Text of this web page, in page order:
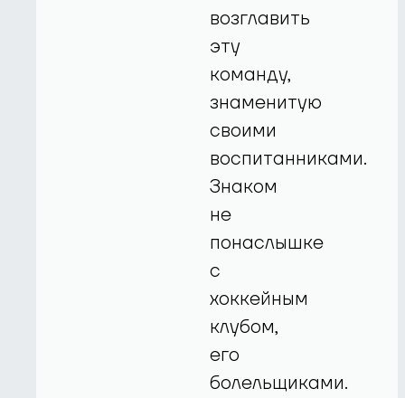
возглавить
эту
команду,
знаменитую
своими
воспитанниками.
Знаком
не
понаслышке
с
хоккейным
клубом,
его
болельщиками.